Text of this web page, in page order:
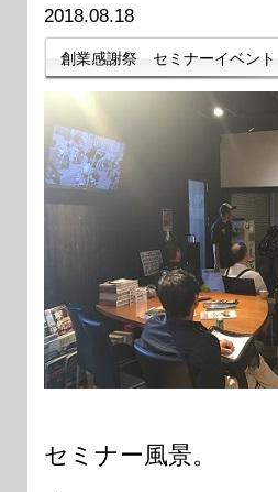
2018.08.18
創業感謝祭 セミナーイベント
セミナー風景。